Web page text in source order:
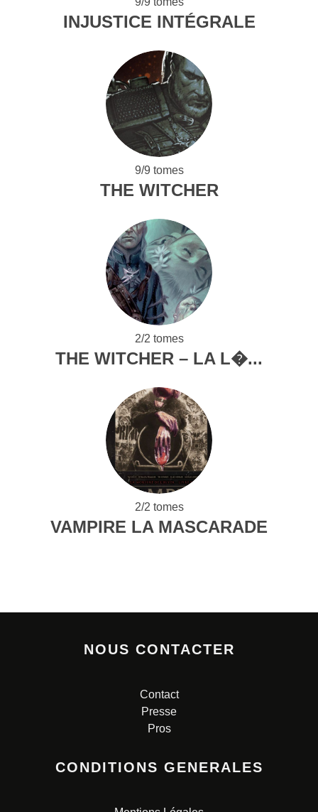
INJUSTICE INTÉGRALE
9/9 tomes
THE WITCHER
2/2 tomes
THE WITCHER – LA L�...
2/2 tomes
VAMPIRE LA MASCARADE
NOUS CONTACTER
Contact
Presse
Pros
CONDITIONS GENERALES